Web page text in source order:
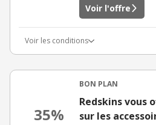
Voir l'offre
Voir les conditions
35%
BON PLAN
Redskins vous
sur les